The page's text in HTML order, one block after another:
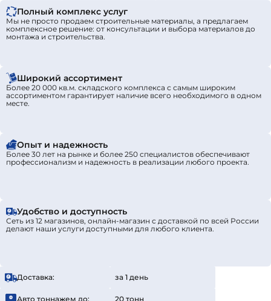
Полный комплекс услуг
Мы не просто продаем строительные материалы, а предлагаем
комплексное решение: от консультации и выбора материалов до
монтажа и строительства.
Широкий ассортимент
Более 20 000 кв.м. складского комплекса с самым широким
ассортиментом гарантирует наличие всего необходимого в одном
месте.
Опыт и надежность
Более 30 лет на рынке и более 250 специалистов обеспечивают
профессионализм и надежность в реализации любого проекта.
Удобство и доступность
Сеть из 12 магазинов, онлайн-магазин с доставкой по всей России
делают наши услуги доступными для любого клиента.
Доставка: за 1 день
Авто тоннажем до: 20 тонн